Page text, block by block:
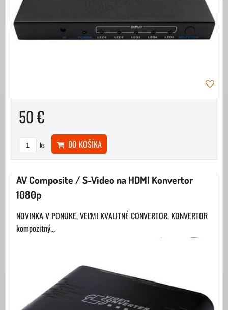
50 €
ks DO KOŠÍKA
AV Composite / S-Video na HDMI Konvertor
1080p
NOVINKA V PONUKE, VEĽMI KVALITNÉ CONVERTOR, KONVERTOR
kompozitný...